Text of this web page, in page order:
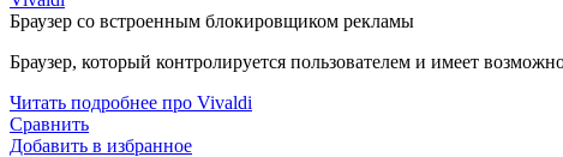
Браузер со встроенным блокировщиком рекламы
Браузер, который контролируется пользователем и имеет
Читать подробнее про Vivaldi
Сравнить
Добавить в избранное